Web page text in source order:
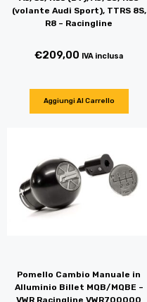
(volante Audi Sport), TTRS 8S,
R8 – Racingline
€209,00 IVA inclusa
Aggiungi Al Carrello
Pomello Cambio Manuale in
Alluminio Billet MQB/MQBE –
VWR Racingline VWR700000